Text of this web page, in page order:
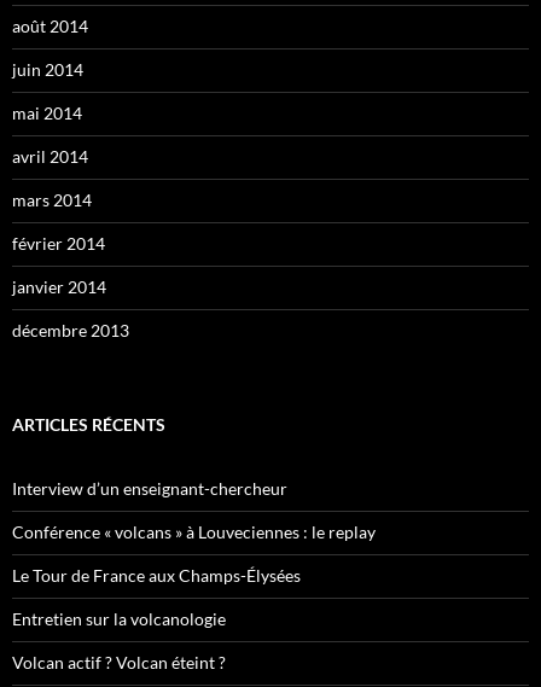
août 2014
juin 2014
mai 2014
avril 2014
mars 2014
février 2014
janvier 2014
décembre 2013
ARTICLES RÉCENTS
Interview d’un enseignant-chercheur
Conférence « volcans » à Louveciennes : le replay
Le Tour de France aux Champs-Élysées
Entretien sur la volcanologie
Volcan actif ? Volcan éteint ?